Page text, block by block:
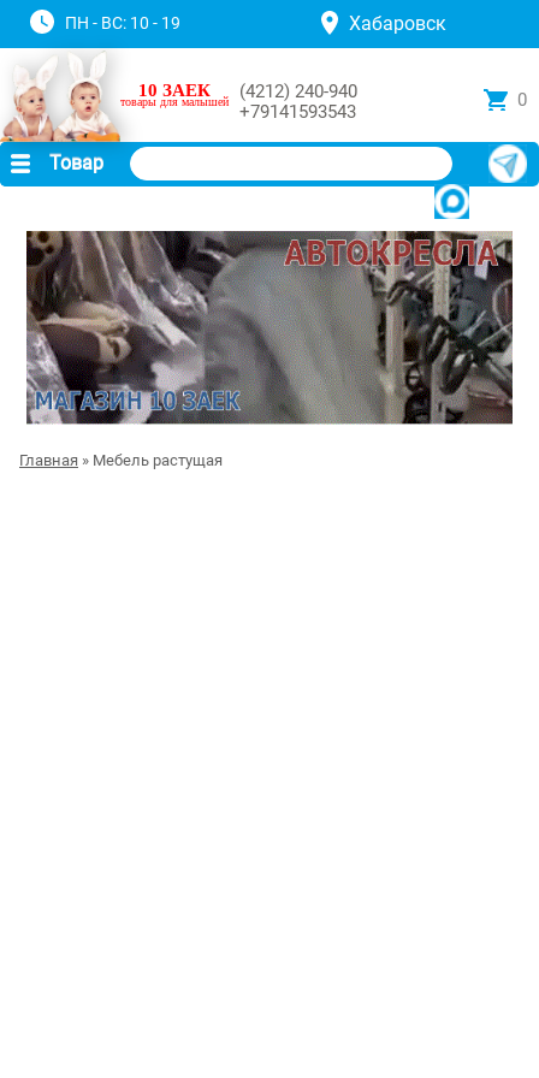
ПН - ВС: 10 - 19 Хабаровск
10 ЗАЕК
товары для малышей
(4212) 240-940
+79141593543
0
Товар
Главная » Мебель растущая